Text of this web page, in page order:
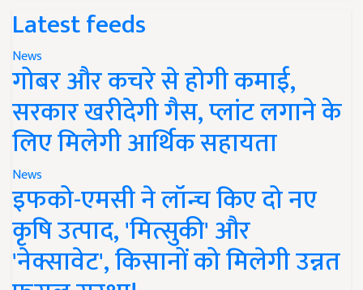
Latest feeds
News
गोबर और कचरे से होगी कमाई,
सरकार खरीदेगी गैस, प्लांट लगाने के
लिए मिलेगी आर्थिक सहायता
News
इफको-एमसी ने लॉन्च किए दो नए
कृषि उत्पाद, 'मित्सुकी' और
'नेक्सावेट', किसानों को मिलेगी उन्नत